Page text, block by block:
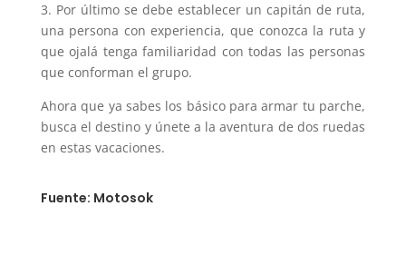
3. Por último se debe establecer un capitán de ruta,
una persona con experiencia, que conozca la ruta y
que ojalá tenga familiaridad con todas las personas
que conforman el grupo.
Ahora que ya sabes los básico para armar tu parche,
busca el destino y únete a la aventura de dos ruedas
en estas vacaciones.
Fuente: Motosok